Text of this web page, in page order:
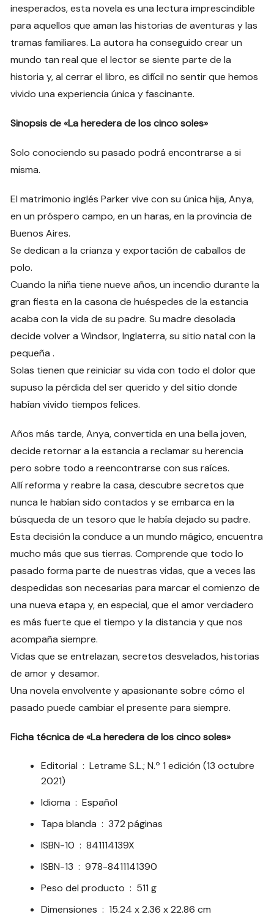
inesperados, esta novela es una lectura imprescindible
para aquellos que aman las historias de aventuras y las
tramas familiares. La autora ha conseguido crear un
mundo tan real que el lector se siente parte de la
historia y, al cerrar el libro, es difícil no sentir que hemos
vivido una experiencia única y fascinante.
Sinopsis de «La heredera de los cinco soles»
Solo conociendo su pasado podrá encontrarse a si
misma.
El matrimonio inglés Parker vive con su única hija, Anya,
en un próspero campo, en un haras, en la provincia de
Buenos Aires.
Se dedican a la crianza y exportación de caballos de
polo.
Cuando la niña tiene nueve años, un incendio durante la
gran fiesta en la casona de huéspedes de la estancia
acaba con la vida de su padre. Su madre desolada
decide volver a Windsor, Inglaterra, su sitio natal con la
pequeña .
Solas tienen que reiniciar su vida con todo el dolor que
supuso la pérdida del ser querido y del sitio donde
habían vivido tiempos felices.
Años más tarde, Anya, convertida en una bella joven,
decide retornar a la estancia a reclamar su herencia
pero sobre todo a reencontrarse con sus raíces.
Allí reforma y reabre la casa, descubre secretos que
nunca le habían sido contados y se embarca en la
búsqueda de un tesoro que le había dejado su padre.
Esta decisión la conduce a un mundo mágico, encuentra
mucho más que sus tierras. Comprende que todo lo
pasado forma parte de nuestras vidas, que a veces las
despedidas son necesarias para marcar el comienzo de
una nueva etapa y, en especial, que el amor verdadero
es más fuerte que el tiempo y la distancia y que nos
acompaña siempre.
Vidas que se entrelazan, secretos desvelados, historias
de amor y desamor.
Una novela envolvente y apasionante sobre cómo el
pasado puede cambiar el presente para siempre.
Ficha técnica de «La heredera de los cinco soles»
Editorial ‏ : ‎Letrame S.L.; N.º 1 edición (13 octubre
2021)
Idioma ‏ : ‎Español
Tapa blanda ‏ : ‎372 páginas
ISBN-10 ‏ : ‎841114139X
ISBN-13 ‏ : ‎978-8411141390
Peso del producto ‏ : ‎ 511 g
Dimensiones ‏ : ‎15.24 x 2.36 x 22.86 cm